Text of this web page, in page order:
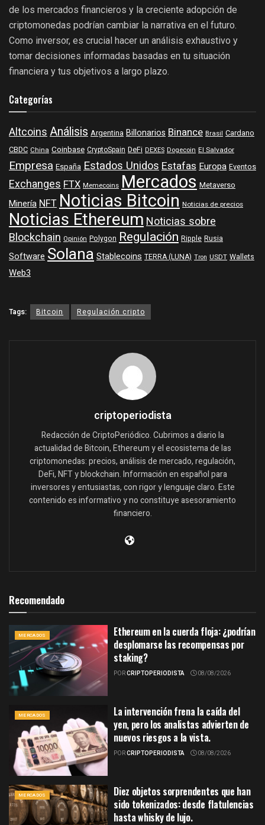
de los mercados financieros y la creciente adopción de
criptomonedas podrían cambiar la narrativa en el futuro.
Como inversor, es crucial hacer un análisis exhaustivo y
tomar decisiones informadas basadas en tu situación
financiera y tus objetivos a largo plazo.
Categorías
AltcoinsAnálisis Argentina BillonariosBinance Brasil Cardano
CBDC China Coinbase CryptoSpain DeFi DEXES Dogecoin El Salvador
Empresa España Estados UnidosEstafasEuropa Eventos
ExchangesFTX Memecoins Mercados Metaverso
MineríaNFTNoticias Bitcoin Noticias de precios
Noticias EthereumNoticias sobre
Blockchain Opinión Polygon Regulación Ripple Rusia
SoftwareSolanaStablecoins TERRA (LUNA) Tron USDT Wallets
Web3
Tags: Bitcoin Regulación cripto
criptoperiodista
Redacción de CriptoPeriódico. Cubrimos a diario la
actualidad de Bitcoin, Ethereum y el ecosistema de las
criptomonedas: precios, análisis de mercado, regulación,
DeFi, NFT y blockchain. Información en español para
inversores y entusiastas, con rigor y lenguaje claro. Este
contenido es informativo y no constituye asesoramiento
financiero.
Recomendado
MERCADOS
Ethereum en la cuerda floja: ¿podrían
desplomarse las recompensas por
staking?
PORCRIPTOPERIODISTA 08/08/2026
MERCADOS
La intervención frena la caída del
yen, pero los analistas advierten de
nuevos riesgos a la vista.
PORCRIPTOPERIODISTA 08/08/2026
MERCADOS
Diez objetos sorprendentes que han
sido tokenizados: desde flatulencias
hasta whisky de lujo.